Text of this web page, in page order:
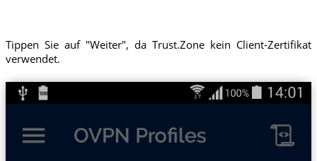
Tippen Sie auf "Weiter", da Trust.Zone kein Client-Zertifikat
verwendet.